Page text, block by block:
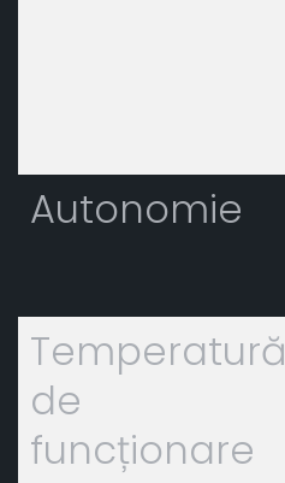
Autonomie
Temperatură
de
funcționare